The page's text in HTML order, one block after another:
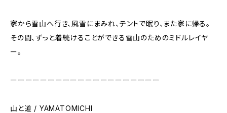
家から雪山へ行き、風雪にまみれ、テントで眠り、また家に帰る。
その間、ずっと着続けることができる雪山のためのミドルレイヤ
ー。
ーーーーーーーーーーーーーーーーーーーー
山と道 / YAMATOMICHI